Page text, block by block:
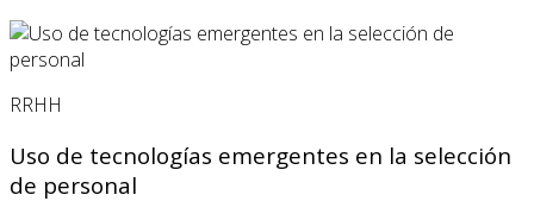
RRHH
Uso de tecnologías emergentes en la selección
de personal